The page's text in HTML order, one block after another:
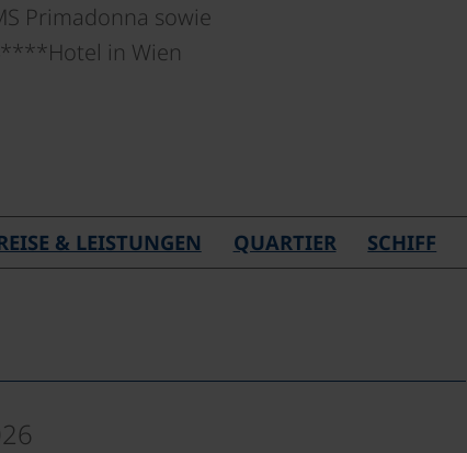
Primadonna sowie
in Wien
& LEISTUNGEN QUARTIER SCHIFF